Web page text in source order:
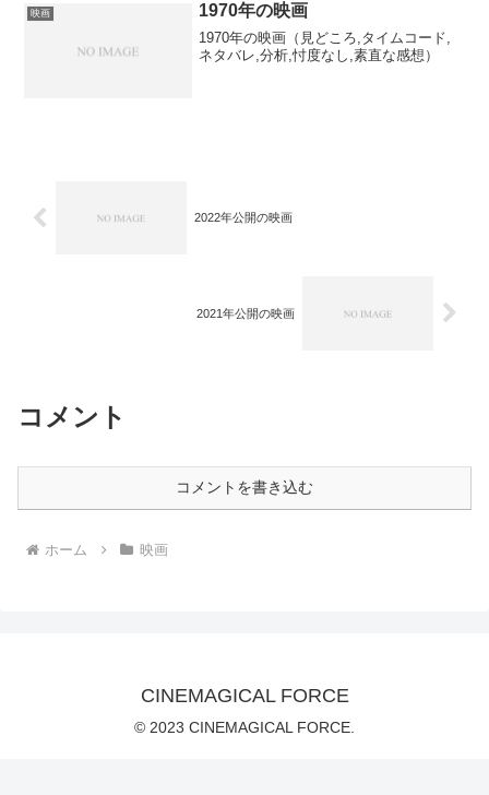
映画 1970年の映画
1970年の映画（見どころ,タイムコード,
ネタバレ,分析,忖度なし,素直な感想）
2022年公開の映画
2021年公開の映画
コメント
コメントを書き込む
ホーム 映画
CINEMAGICAL FORCE
© 2023 CINEMAGICAL FORCE.